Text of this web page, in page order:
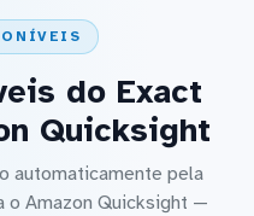
do Exact
Quicksight
automaticamente pela
o Amazon Quicksight —